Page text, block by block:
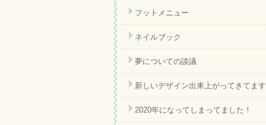
フットメニュー
ネイルブック
夢についての談議
新しいデザイン出来上がってきてます
2020年になってしまってました！